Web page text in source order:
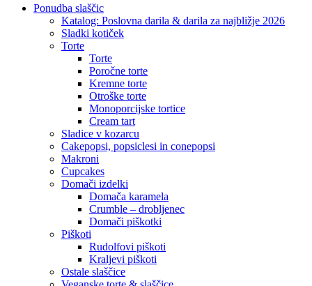
Close
Ponudba slaščic
Katalog: Poslovna darila & darila za najbližje 2026
Sladki kotiček
Torte
Torte
Poročne torte
Kremne torte
Otroške torte
Monoporcijske tortice
Cream tart
Sladice v kozarcu
Cakepopsi, popsiclesi in conepopsi
Makroni
Cupcakes
Domači izdelki
Domača karamela
Crumble – drobljenec
Domači piškotki
Piškoti
Rudolfovi piškoti
Kraljevi piškoti
Ostale slaščice